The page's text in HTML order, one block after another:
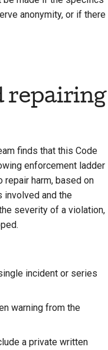
anonymity, or if there
repairing
finds that this Code
enforcement ladder
harm, based on
involved and the
severity of a violation,
incident or series
warning from the
a private written